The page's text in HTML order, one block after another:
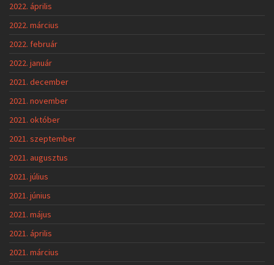
2022. április
2022. március
2022. február
2022. január
2021. december
2021. november
2021. október
2021. szeptember
2021. augusztus
2021. július
2021. június
2021. május
2021. április
2021. március